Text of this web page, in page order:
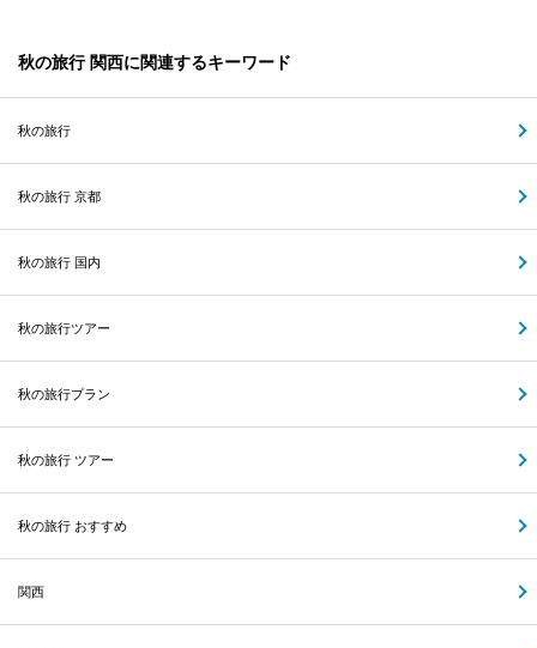
秋の旅行 関西に関連するキーワード
秋の旅行
秋の旅行 京都
秋の旅行 国内
秋の旅行ツアー
秋の旅行プラン
秋の旅行 ツアー
秋の旅行 おすすめ
関西